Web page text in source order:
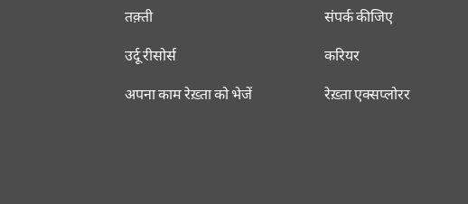
तक़्ती
उर्दू रीसोर्स
अपना काम रेख़्ता को भेजें
संपर्क कीजिए
करियर
रेख़्ता एक्सप्लोरर